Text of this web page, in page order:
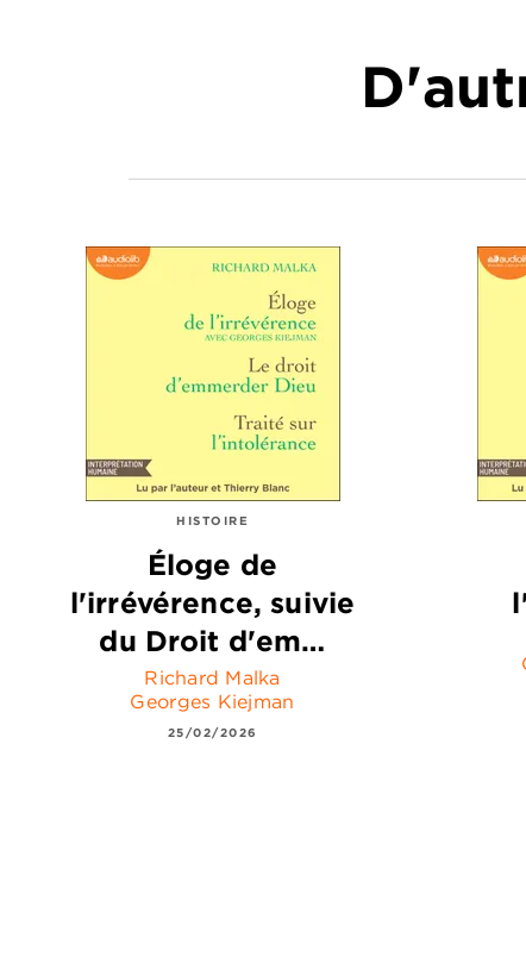
HISTOIRE
Éloge de
l'irrévérence, suivie
du Droit d'em…
Richard Malka
Georges Kiejman
25/02/2026